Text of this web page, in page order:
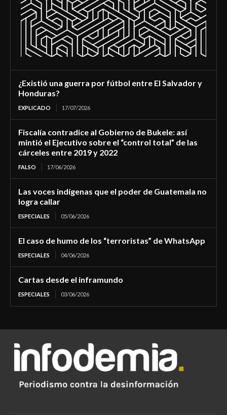
¿Existió una guerra por fútbol entre El Salvador y
Honduras?
EXPLICADO 17/07/2026
Fiscalía contradice al Gobierno de Bukele: así
mintió el Ejecutivo sobre el “control total” de las
cárceles entre 2019 y 2022
FALSO 17/06/2026
Las voces indígenas que el poder de Guatemala no
logra callar
ESPECIALES 05/06/2026
El caso de humo de los “terroristas” de WhatsApp
ESPECIALES 04/06/2026
Cartas desde el inframundo
ESPECIALES 03/06/2026